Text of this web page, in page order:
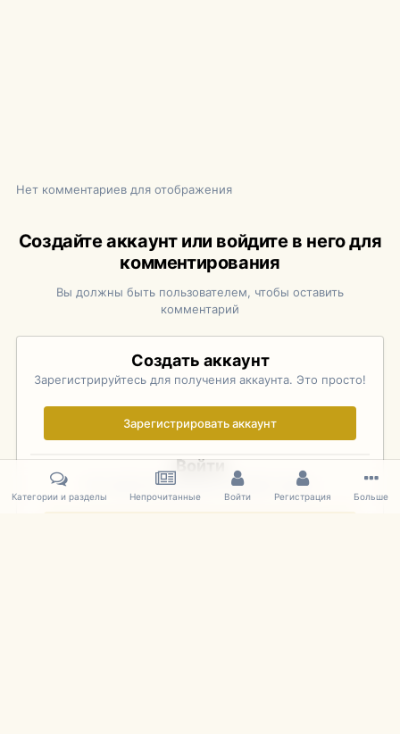
Нет комментариев для отображения
Создайте аккаунт или войдите в него для
комментирования
Вы должны быть пользователем, чтобы оставить
комментарий
Создать аккаунт
Зарегистрируйтесь для получения аккаунта. Это просто!
Зарегистрировать аккаунт
Войти
Уже зарегистрированы? Войдите здесь.
Категории и разделы Непрочитанные Войти Регистрация Больше